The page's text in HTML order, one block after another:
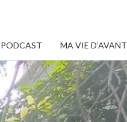
MA VIE D’AVANT